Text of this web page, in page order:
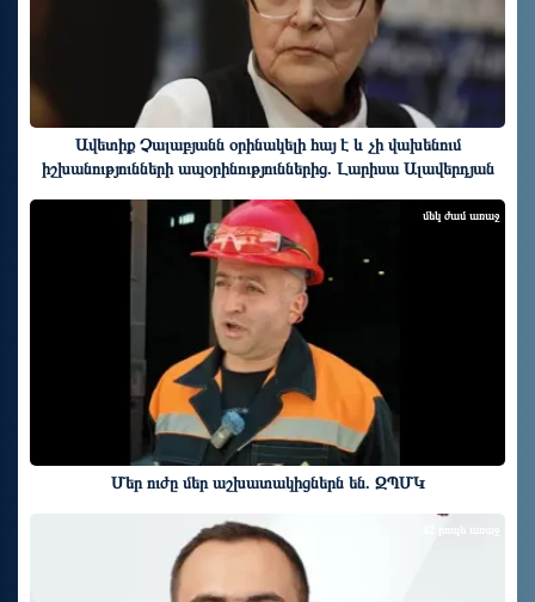
Ավետիք Չալաբյանն օրինակելի հայ է և չի վախենում
իշխանությունների ապօրինություններից. Լարիսա Ալավերդյան
Մեր ուժը մեր աշխատակիցներն են. ԶՊՄԿ
մեկ ժամ առաջ
42 րոպե առաջ